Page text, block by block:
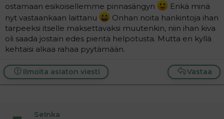
ostamaan esikoisellemme pinnasängyn
Enkä minä
nyt vastaankaan laittanu
Onhan noita hankintoja ihan
tarpeeksi itselle maksettavaksi muutenkin, niin ihan kiva
oli saada jostain edes pientä helpotusta. Mutta en kyllä
kehtaisi alkaa rahaa pyytämään.
Vastaa
Ilmoita asiaton viesti
SeInka